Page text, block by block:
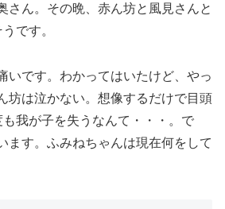
さん。その晩、赤ん坊と風見さんと
です。
いです。わかってはいたけど、やっ
坊は泣かない。想像するだけで目頭
我が子を失うなんて・・・。で
ます。ふみねちゃんは現在何をして